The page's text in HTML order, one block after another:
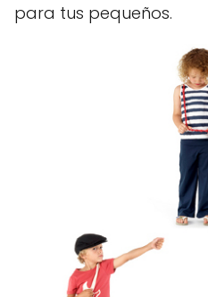
para tus pequeños.